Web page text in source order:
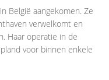
België aangekomen. Ze
verwelkomt en
Haar operatie in de
voor binnen enkele